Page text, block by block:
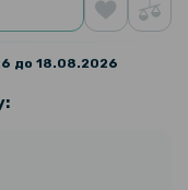
до 18.08.2026